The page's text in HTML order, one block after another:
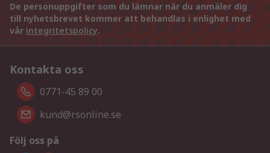
De personuppgifter som du lämnar när du anmäler dig
till nyhetsbrevet kommer att behandlas i enlighet med
vår integritetspolicy.
Kontakta oss
0771-45 89 00
kund@rsonline.se
Följ oss på